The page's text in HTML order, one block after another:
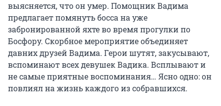
выясняется, что он умер. Помощник Вадима
предлагает помянуть босса на уже
забронированной яхте во время прогулки по
Босфору. Скорбное мероприятие объединяет
давних друзей Вадима. Герои шутят, закусывают,
вспоминают всех девушек Вадика. Всплывают и
не самые приятные воспоминания… Ясно одно: он
повлиял на жизнь каждого из собравшихся.